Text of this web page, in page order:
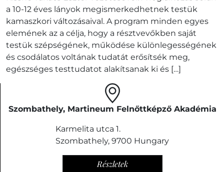
a 10-12 éves lányok megismerkedhetnek testük
kamaszkori változásaival. A program minden egyes
elemének az a célja, hogy a résztvevőkben saját
testük szépségének, működése különlegességének
és csodálatos voltának tudatát erősítsék meg,
egészséges testtudatot alakítsanak ki és […]
Szombathely, Martineum Felnőttképző Akadémia
Karmelita utca 1.
Szombathely, 9700 Hungary
Részletek